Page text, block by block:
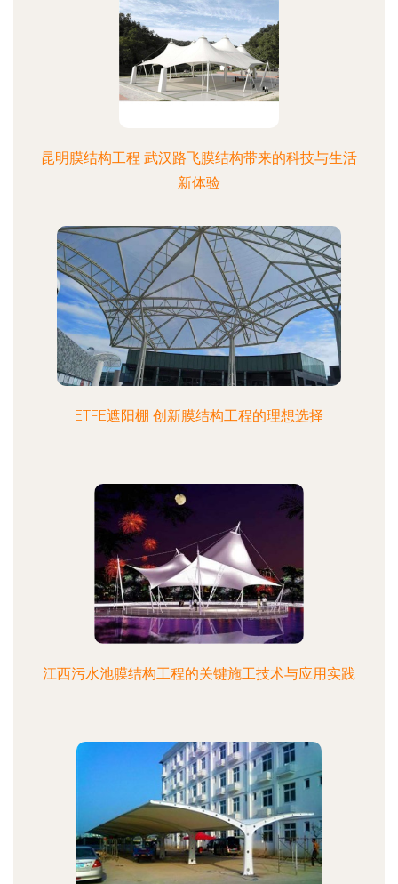
昆明膜结构工程 武汉路飞膜结构带来的科技与生活
新体验
ETFE遮阳棚 创新膜结构工程的理想选择
江西污水池膜结构工程的关键施工技术与应用实践